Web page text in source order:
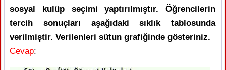
sosyal kulüp seçimi yaptırılmıştır. Öğrencilerin
tercih sonuçları aşağıdaki sıklık tablosunda
verilmiştir. Verilenleri sütun grafiğinde gösteriniz.
Cevap: